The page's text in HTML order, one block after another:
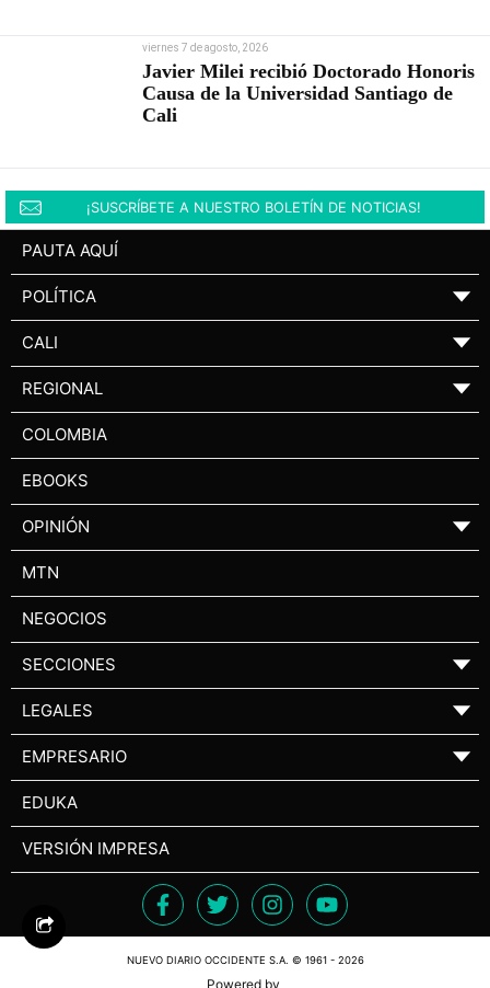
viernes 7 de agosto, 2026
Javier Milei recibió Doctorado Honoris
Causa de la Universidad Santiago de
Cali
¡SUSCRÍBETE A NUESTRO BOLETÍN DE NOTICIAS!
PAUTA AQUÍ
POLÍTICA ▼
CALI ▼
REGIONAL ▼
COLOMBIA
EBOOKS
OPINIÓN ▼
MTN
NEGOCIOS
SECCIONES ▼
LEGALES ▼
EMPRESARIO ▼
EDUKA
VERSIÓN IMPRESA
NUEVO DIARIO OCCIDENTE S.A. © 1961 - 2026
Powered by